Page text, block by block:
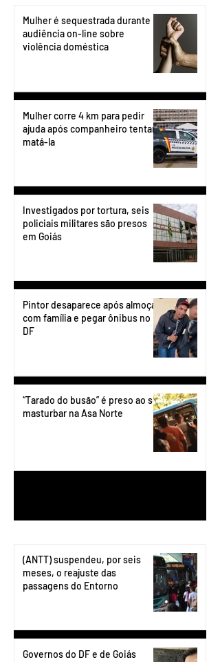
Mulher é sequestrada durante
audiência on-line sobre
violência doméstica
Mulher corre 4 km para pedir
ajuda após companheiro tentar
matá-la
Investigados por tortura, seis
policiais militares são presos
em Goiás
Pintor desaparece após almoçar
com família e pegar ônibus no
DF
“Tarado do busão” é preso ao se
masturbar na Asa Norte
(ANTT) suspendeu, por seis
meses, o reajuste das
passagens do Entorno
Governos do DF e de Goiás